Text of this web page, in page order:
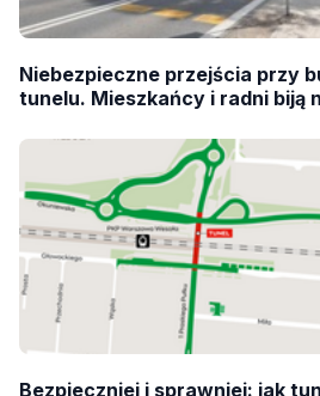
Niebezpieczne przejścia przy
tunelu. Mieszkańcy i radni biją
Bezpieczniej i sprawniej: jak